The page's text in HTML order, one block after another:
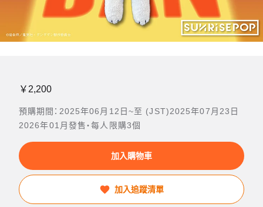
￥2,200
預購期間：2025年06月12日~至 (JST)2025年07月23日
2026年01月發售・每人限購3個
加入購物車
加入追蹤清單